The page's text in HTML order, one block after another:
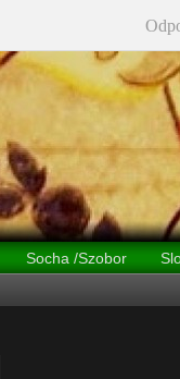
Socha /Szobor